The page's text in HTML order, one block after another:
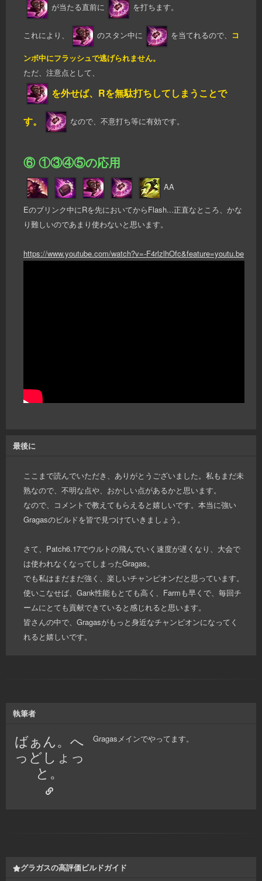
が当たる直前に を打ちます。
これにより、 のスタン中に を当てれるので、 コ
ンボ中にフラッシュで逃げられません。
ただ、注意点として、
を外せば、Rを無駄打ちしてしまうことで
す。 なので、不意打ち等に有効です。
⑥ ①③④⑤の応用
AA
Eのブリンク中にRを先においてからFlash...正直なところ、かな
り難しいのであまり使わないと思います。
https://www.youtube.com/watch?v=-F4rlzlhOfc&feature=youtu.be
最後に
ここまで読んでいただき、ありがとうございました。私もまだ未
熟なので、不明な点や、おかしい点があるかと思います。
なので、コメントで教えてもらえると嬉しいです。本当に強い
Gragasのビルドを皆で見つけていきましょう。
さて、Patch6.17でウルトの飛んでいく速度が遅くなり、大会で
は使われなくなってしまったGragas。
でも私はまだまだ強く、楽しいチャンピオンだと思っています。
使いこなせば、Gank性能もとても高く、Farmも早くで、毎回チ
ームにとても貢献できていると感じれると思います。
皆さんの中で、Gragasがもっと身近なチャンピオンになってく
れると嬉しいです。
執筆者
ばぁん。へ
っどしょっ
と。
Gragasメインでやってます。
グラガスの高評価ビルドガイド